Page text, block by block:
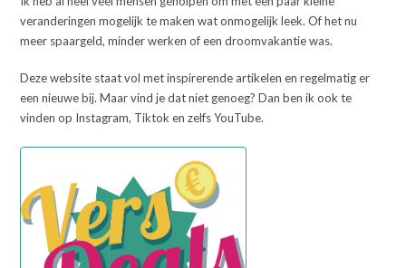
veranderingen mogelijk te maken wat onmogelijk leek. Of het nu
meer spaargeld, minder werken of een droomvakantie was.
Deze website staat vol met inspirerende artikelen en regelmatig er
een nieuwe bij. Maar vind je dat niet genoeg? Dan ben ik ook te
vinden op Instagram, Tiktok en zelfs YouTube.